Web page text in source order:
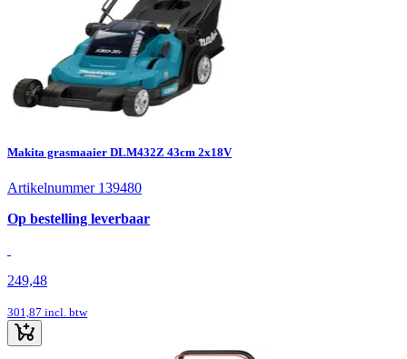
Makita grasmaaier DLM432Z 43cm 2x18V
Artikelnummer 139480
Op bestelling leverbaar
249,48
301,87 incl. btw